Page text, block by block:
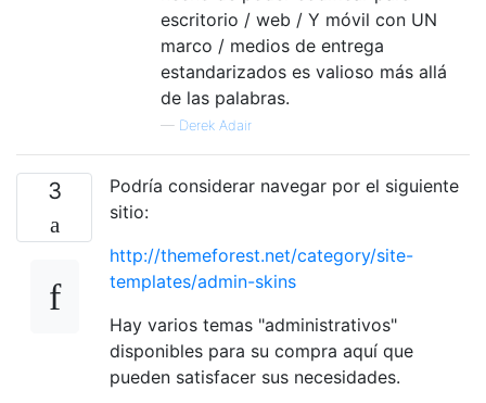
escritorio / web / Y móvil con UN
marco / medios de entrega
estandarizados es valioso más allá
de las palabras.
— Derek Adair
3
Podría considerar navegar por el siguiente
sitio:
http://themeforest.net/category/site-
templates/admin-skins
Hay varios temas "administrativos"
disponibles para su compra aquí que
pueden satisfacer sus necesidades.